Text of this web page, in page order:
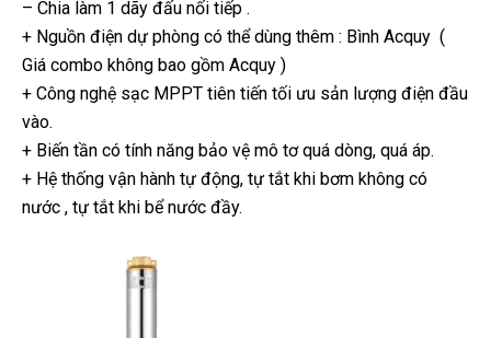
– Chia làm 1 dãy đấu nối tiếp .
+ Nguồn điện dự phòng có thể dùng thêm : Bình Acquy (
Giá combo không bao gồm Acquy )
+ Công nghệ sạc MPPT tiên tiến tối ưu sản lượng điện đầu
vào.
+ Biến tần có tính năng bảo vệ mô tơ quá dòng, quá áp.
+ Hệ thống vận hành tự động, tự tắt khi bơm không có
nước , tự tắt khi bể nước đầy.